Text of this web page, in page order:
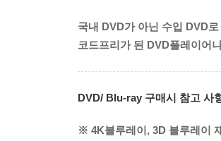
국내 DVD가 아닌 수입 DVD
코드프리가 된 DVD플레이어
DVD/ Blu-ray 구매시 참고 사
※ 4K블루레이, 3D 블루레이